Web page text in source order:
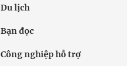
Du lịch
Bạn đọc
Công nghiệp hỗ trợ